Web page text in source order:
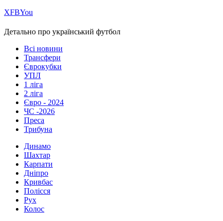
ХFBYou
Детально про український футбол
Всі новини
Трансфери
Єврокубки
УПЛ
1 ліга
2 ліга
Євро - 2024
ЧС -2026
Преса
Трибуна
Динамо
Шахтар
Карпати
Дніпро
Кривбас
Полісся
Рух
Колос